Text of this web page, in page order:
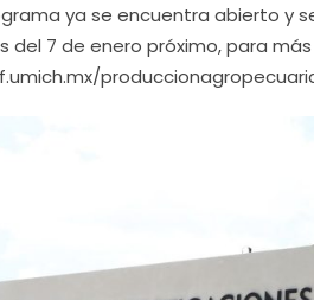
ya se encuentra abierto y
del 7 de enero próximo, para